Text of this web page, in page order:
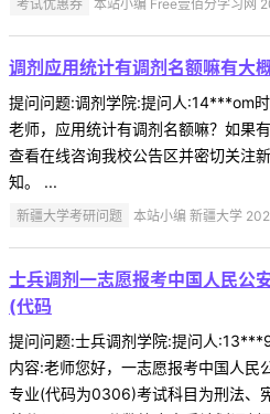
考试优惠券 本站小编 Free壹佰分学习网
调剂应用统计有调剂名额嘛有大
提问问题:调剂学院:提问人:14***om
老师，应用统计有调剂名额嘛？如果
查看在线咨询我校公告区并密切关注
知。 ...
新疆大学考研问题 本站小编 新疆大学
士兵调剂一志愿报考中国人民公
(代码
提问问题:士兵调剂学院:提问人
内容:老师您好，一志愿报考中国人民
专业(代码为0306)考试科目为刑法、